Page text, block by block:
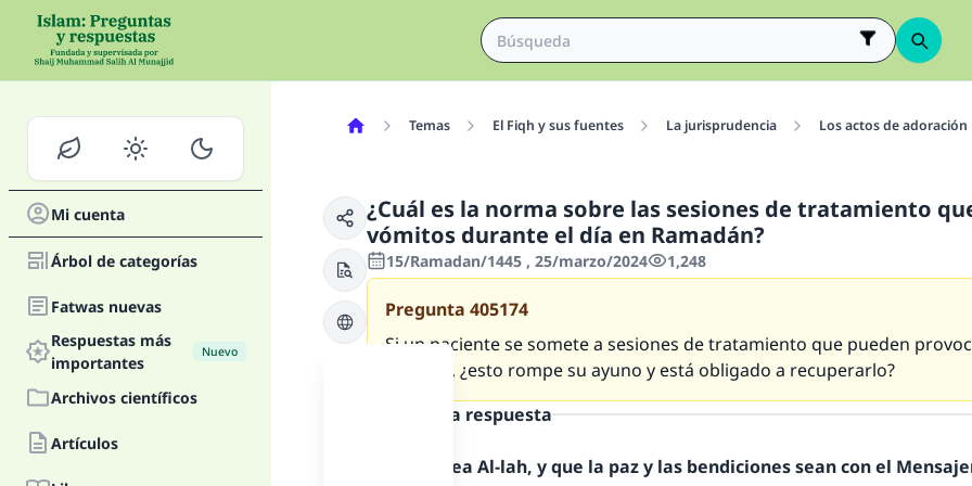
Mi cuenta
Árbol de categorías
Fatwas nuevas
Respuestas más
importantes
Nuevo
Archivos científicos
Artículos
Temas El Fiqh y sus fuentes La jurisprudencia Los actos de adoración
¿Cuál es la norma sobre las sesiones de tratamiento
vómitos durante el día en Ramadán?
15/Ramadan/1445 , 25/marzo/2024 1,248
Pregunta 405174
Si un paciente se somete a sesiones de tratamiento que pueden
vómitos, ¿esto rompe su ayuno y está obligado a recuperarlo?
Texto de la respuesta
Alabado sea Al-lah, y que la paz y las bendiciones sean con el